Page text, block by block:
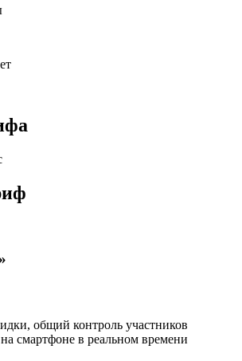
общий контроль участников
смартфоне в реальном времени